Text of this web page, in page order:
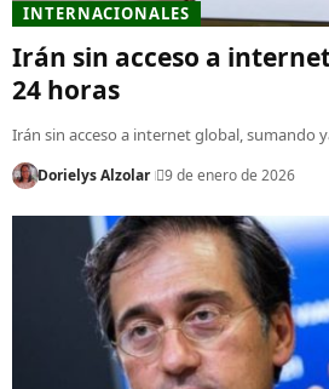
INTERNACIONALES
Irán sin acceso a
24 horas
Irán sin acceso a internet global, sumando
Dorielys Alzolar 9 de enero de 2026